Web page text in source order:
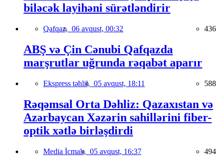
biləcək layihəni sürətləndirir
Qafqaz, 06 avqust, 00:32 436
ABŞ və Çin Cənubi Qafqazda
marşrutlar uğrunda rəqabət aparır
Ekspress təhlil, 05 avqust, 18:11 588
Rəqəmsal Orta Dəhliz: Qazaxıstan və
Azərbaycan Xəzərin sahillərini fiber-
optik xətlə birləşdirdi
Media İcmalı, 05 avqust, 16:37 494